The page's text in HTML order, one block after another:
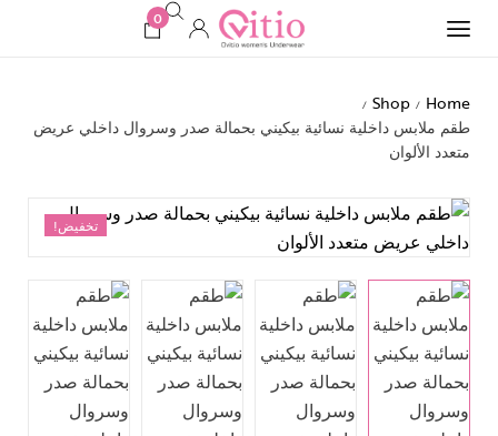
0
Home
/
Shop
/
طقم ملابس داخلية نسائية بيكيني بحمالة صدر وسروال داخلي عريض
متعدد الألوان
تخفيض!